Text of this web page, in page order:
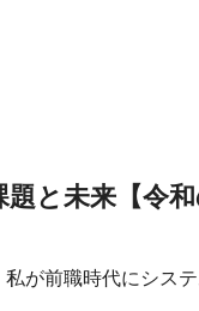
と未来【令和
が前職時代にシス